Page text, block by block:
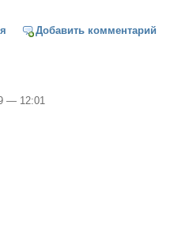
Добавить комментарий
— 12:01